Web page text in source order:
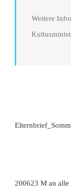
Weitere
200623 M an